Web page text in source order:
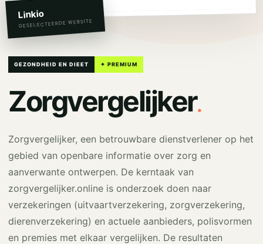
Linkio
GESELECTEERDE WEBSITE
GEZONDHEID EN DIEET ✦ PREMIUM
Zorgvergelijker.
Zorgvergelijker, een betrouwbare dienstverlener op het
gebied van openbare informatie over zorg en
aanverwante ontwerpen. De kerntaak van
zorgvergelijker.online is onderzoek doen naar
verzekeringen (uitvaartverzekering, zorgverzekering,
dierenverzekering) en actuele aanbieders, polisvormen
en premies met elkaar vergelijken. De resultaten